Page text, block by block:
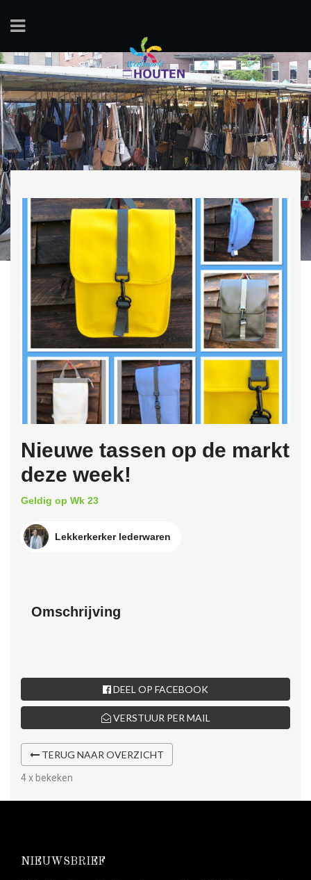
Nieuwe tassen op de markt
deze week!
Geldig op Wk 23
Lekkerkerker lederwaren
Omschrijving
DEEL OP FACEBOOK
VERSTUUR PER MAIL
TERUG NAAR OVERZICHT
4 x bekeken
NIEUWSBRIEF